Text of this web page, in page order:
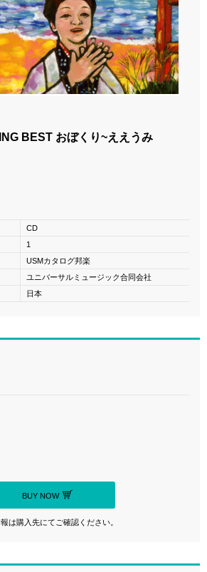
BEST おぼくり~ええうみ
CD
1
USMカタログ邦楽
ユニバーサルミュージック合同会社
日本
BUY NOW
は購入先にてご確認ください。